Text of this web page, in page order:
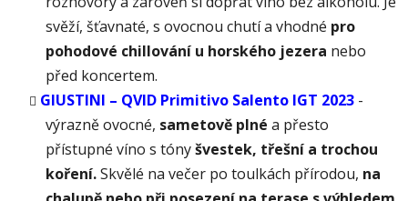
svěží, šťavnaté, s ovocnou chutí a vhodné pro
pohodové chillování u horského jezera nebo
před koncertem.
GIUSTINI – QVID Primitivo Salento IGT 2023 -
výrazně ovocné, sametově plné a přesto
přístupné víno s tónyšvestek, třešní a trochou
koření.Skvělé na večer po toulkách přírodou, na